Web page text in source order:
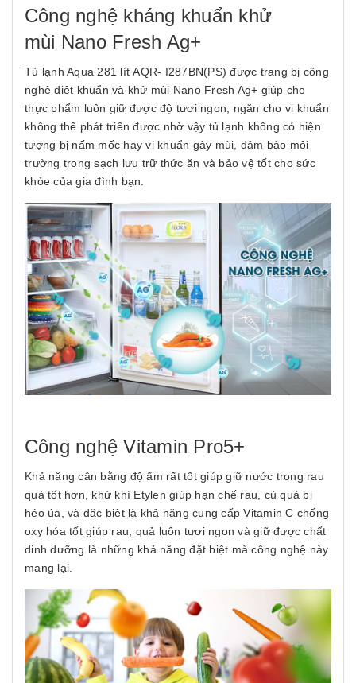
Công nghệ kháng khuẩn khử
mùi Nano Fresh Ag+
Tủ lạnh Aqua 281 lít AQR- I287BN(PS) được trang bị công
nghệ diệt khuẩn và khử mùi Nano Fresh Ag+ giúp cho
thực phẩm luôn giữ được độ tươi ngon, ngăn cho vi khuẩn
không thể phát triển được nhờ vậy tủ lạnh không có hiện
tượng bị nấm mốc hay vi khuẩn gây mùi, đảm bảo môi
trường trong sạch lưu trữ thức ăn và bảo vệ tốt cho sức
khỏe của gia đình bạn.
Công nghệ Vitamin Pro5+
Khả năng cân bằng độ ẩm rất tốt giúp giữ nước trong rau
quả tốt hơn, khử khí Etylen giúp hạn chế rau, củ quả bị
héo úa, và đặc biệt là khả năng cung cấp Vitamin C chống
oxy hóa tốt giúp rau, quả luôn tươi ngon và giữ được chất
dinh dưỡng là những khả năng đặt biệt mà công nghệ này
mang lại.